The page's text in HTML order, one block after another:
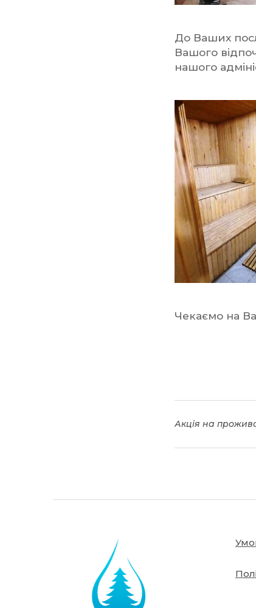
До Ваших
Вашого
нашого
Чекаємо на
Акція на